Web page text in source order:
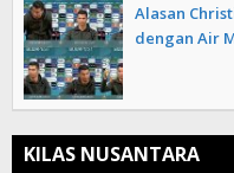
Alasan
dengan Air
KILAS NUSANTARA